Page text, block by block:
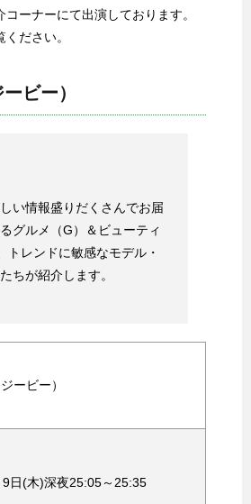
ーナーにて出演しております。
ださい。
ビー）
い情報盛りだくさんでお届
グルメ（G）＆ビューティ
トレンドに敏感なモデル・
ちが紹介します。
ービー）
日(木)深夜25:05～25:35